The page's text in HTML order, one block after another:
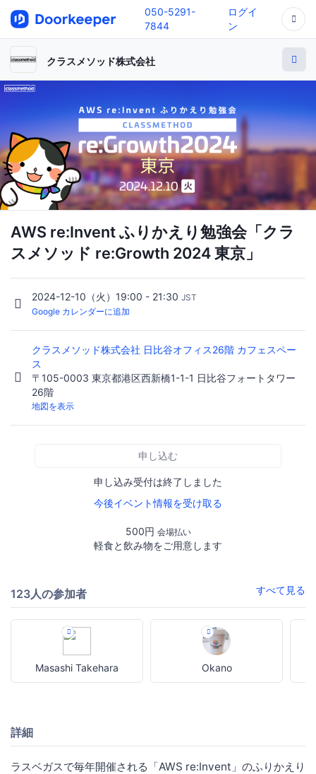
050-5291-
7844
ログイ
ン
クラスメソッド株式会社
AWS re:Invent ふりかえり勉強会「クラ
スメソッド re:Growth 2024 東京」
2024-12-10（火）19:00 - 21:30 JST
Google カレンダーに追加
クラスメソッド株式会社 日比谷オフィス26階 カフェスペー
ス
〒105-0003 東京都港区西新橋1-1-1 日比谷フォートタワー
26階
地図を表示
申し込む
申し込み受付は終了しました
今後イベント情報を受け取る
500円 会場払い
軽食と飲み物をご用意します
123人の参加者 すべて見る
Masashi Takehara Okano
詳細
ラスベガスで毎年開催される「AWS re:Invent」のふりかえり